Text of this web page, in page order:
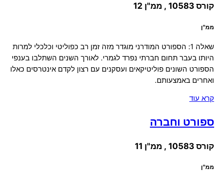
קורס 10583 , ממ"ן 12
ממ"ן
שאלה 1: הספורט המודרני מוגדר מזה זמן רב כפוליטי וכלכלי למרות
היותו בעבר תחום חברתי נפרד לגמרי. לאורך השנים השתלבו בענפי
הספורט השונים פוליטיקאים ועסקנים עם רצון לקדם אינטרסים כאלו
ואחרים באמצעותם.
קרא עוד
ספורט וחברה
קורס 10583 , ממ"ן 11
ממ"ן